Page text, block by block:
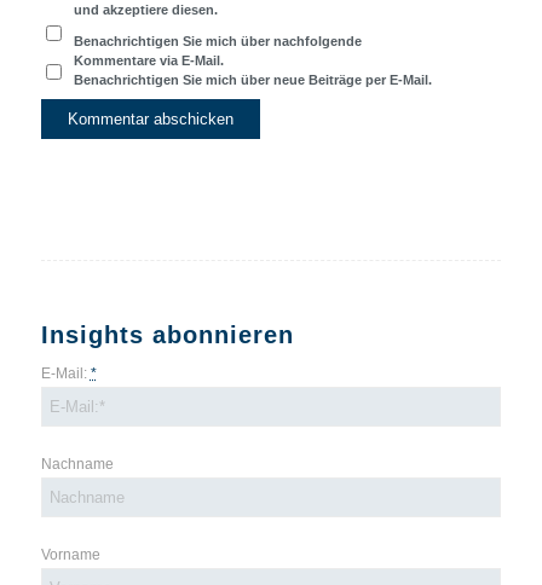
und akzeptiere diesen.
Benachrichtigen Sie mich über nachfolgende
Kommentare via E-Mail.
Benachrichtigen Sie mich über neue Beiträge per E-Mail.
Insights abonnieren
E-Mail: *
Nachname
Vorname